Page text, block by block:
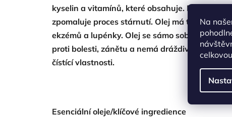
Na
kyselin a vitamínů, které obsahuje. Důležitou
zpomaluje proces stárnutí. Olej má také
ekzémů a lupénky. Olej se sámo sobě velice
proti bolesti, zánětu a nemá dráždivý účinek,
čístící vlastnosti.
Esenciální oleje/klíčové ingredience